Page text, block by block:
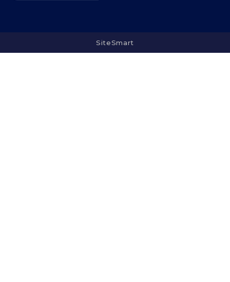
SiteSmart